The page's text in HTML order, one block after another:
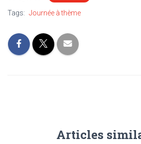
Tags: Journée à thème
Articles